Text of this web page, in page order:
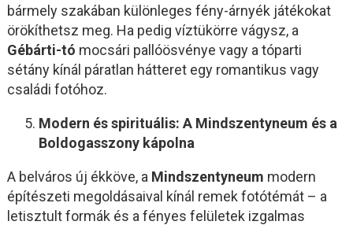
bármely szakában különleges fény-árnyék játékokat
örökíthetsz meg. Ha pedig víztükörre vágysz, a
Gébárti-tó mocsári pallóösvénye vagy a tóparti
sétány kínál páratlan hátteret egy romantikus vagy
családi fotóhoz.
Modern és spirituális: A Mindszentyneum és a
Boldogasszony kápolna
A belváros új ékköve, a Mindszentyneum modern
építészeti megoldásaival kínál remek fotótémát – a
letisztult formák és a fényes felületek izgalmas